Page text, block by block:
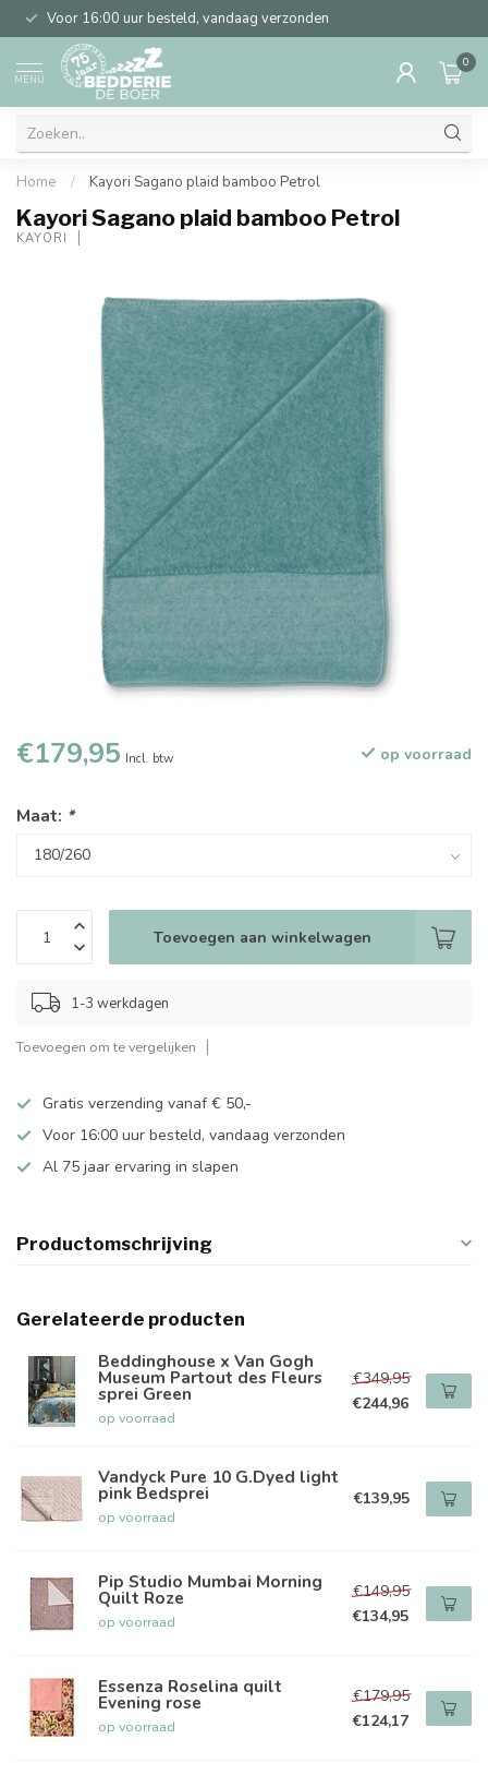
Voor 16:00 uur besteld, vandaag verzonden
MENU
0
Home / Kayori Sagano plaid bamboo Petrol
Kayori Sagano plaid bamboo Petrol
KAYORI
€179,95 Incl. btw op voorraad
Maat: *
Toevoegen aan winkelwagen
1-3 werkdagen
Toevoegen om te vergelijken
Gratis verzending vanaf € 50,-
Voor 16:00 uur besteld, vandaag verzonden
Al 75 jaar ervaring in slapen
Productomschrijving
Gerelateerde producten
Beddinghouse x Van Gogh
Museum Partout des Fleurs
sprei Green
op voorraad
€349,95
€244,96
Vandyck Pure 10 G.Dyed light
pink Bedsprei
op voorraad
€139,95
Pip Studio Mumbai Morning
Quilt Roze
op voorraad
€149,95
€134,95
Essenza Roselina quilt
Evening rose
op voorraad
€179,95
€124,17